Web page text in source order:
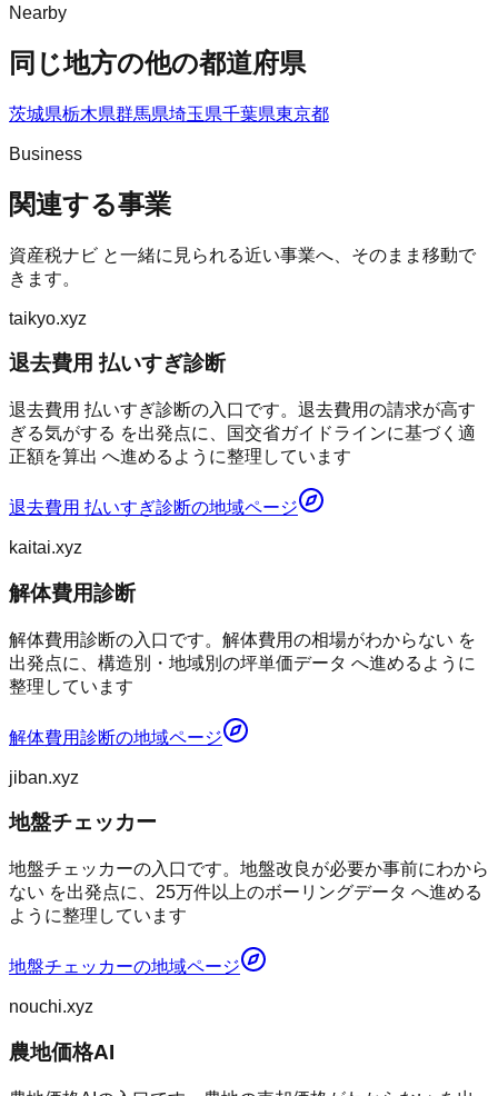
Nearby
同じ地方の他の都道府県
茨城県栃木県群馬県埼玉県千葉県東京都
Business
関連する事業
資産税ナビ と一緒に見られる近い事業へ、そのまま移動で
きます。
taikyo.xyz
退去費用 払いすぎ診断
退去費用 払いすぎ診断の入口です。退去費用の請求が高す
ぎる気がする を出発点に、国交省ガイドラインに基づく適
正額を算出 へ進めるように整理しています
退去費用 払いすぎ診断の地域ページ
kaitai.xyz
解体費用診断
解体費用診断の入口です。解体費用の相場がわからない を
出発点に、構造別・地域別の坪単価データ へ進めるように
整理しています
解体費用診断の地域ページ
jiban.xyz
地盤チェッカー
地盤チェッカーの入口です。地盤改良が必要か事前にわから
ない を出発点に、25万件以上のボーリングデータ へ進める
ように整理しています
地盤チェッカーの地域ページ
nouchi.xyz
農地価格AI